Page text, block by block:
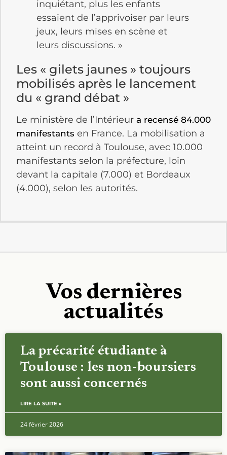
inquiétant, plus les enfants
essaient de l’apprivoiser par leurs
jeux, leurs mises en scène et
leurs discussions. »
Les « gilets jaunes » toujours
mobilisés après le lancement
du « grand débat »
Le ministère de l’Intérieur a recensé 84.000
manifestants en France. La mobilisation a
atteint un record à Toulouse, avec 10.000
manifestants selon la préfecture, loin
devant la capitale (7.000) et Bordeaux
(4.000), selon les autorités.
Vos dernières
actualités
La précarité étudiante à
Toulouse : les non-boursiers
sont aussi concernés
LIRE LA SUITE »
24 février 2026